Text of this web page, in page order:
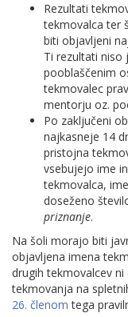
Rezultati
tekmovalca ter
biti objavljeni
Ti rezultati niso
pooblaščenim
tekmovalec
mentorju oz.
Po zaključeni
najkasneje 14
pristojna
vsebujejo ime
tekmovalca,
doseženo
priznanje.
Na šoli morajo biti
objavljena imena
drugih tekmovalcev
tekmovanja na
26. členom tega